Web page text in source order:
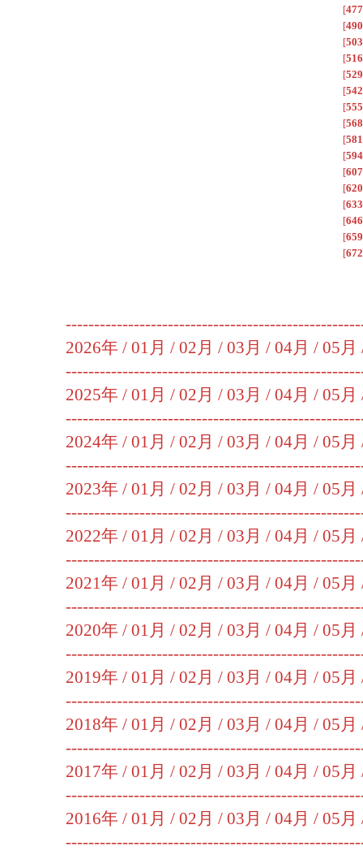
[477
[490
[503
[516
[529
[542
[555
[568
[581
[594
[607
[620
[633
[646
[659
[672
2026年 / 01月 / 02月 / 03月 / 04月 / 05月
2025年 / 01月 / 02月 / 03月 / 04月 / 05月
2024年 / 01月 / 02月 / 03月 / 04月 / 05月
2023年 / 01月 / 02月 / 03月 / 04月 / 05月
2022年 / 01月 / 02月 / 03月 / 04月 / 05月
2021年 / 01月 / 02月 / 03月 / 04月 / 05月
2020年 / 01月 / 02月 / 03月 / 04月 / 05月
2019年 / 01月 / 02月 / 03月 / 04月 / 05月
2018年 / 01月 / 02月 / 03月 / 04月 / 05月
2017年 / 01月 / 02月 / 03月 / 04月 / 05月
2016年 / 01月 / 02月 / 03月 / 04月 / 05月